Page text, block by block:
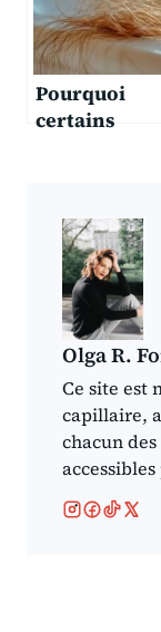
Pourquoi
certains
Olga R.
Ce site est
capillaire,
chacun